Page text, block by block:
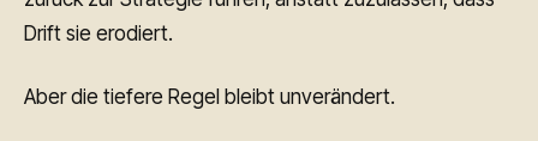
Drift sie erodiert.
Aber die tiefere Regel bleibt unverändert.